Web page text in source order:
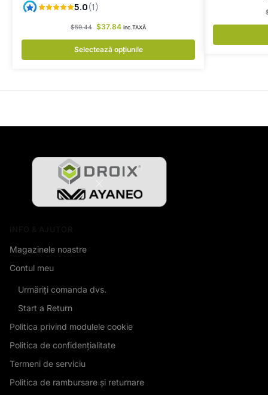
$59.44 $37.84 inc.TAXĂ
Selectează opțiunile
Magazinele noastre
Contul meu
Urmăriți comanda dvs.
Start a Return
Politica privind modulele cookie
Politica de confidențialitate
Termeni de serviciu
Politica de rambursare și returnare